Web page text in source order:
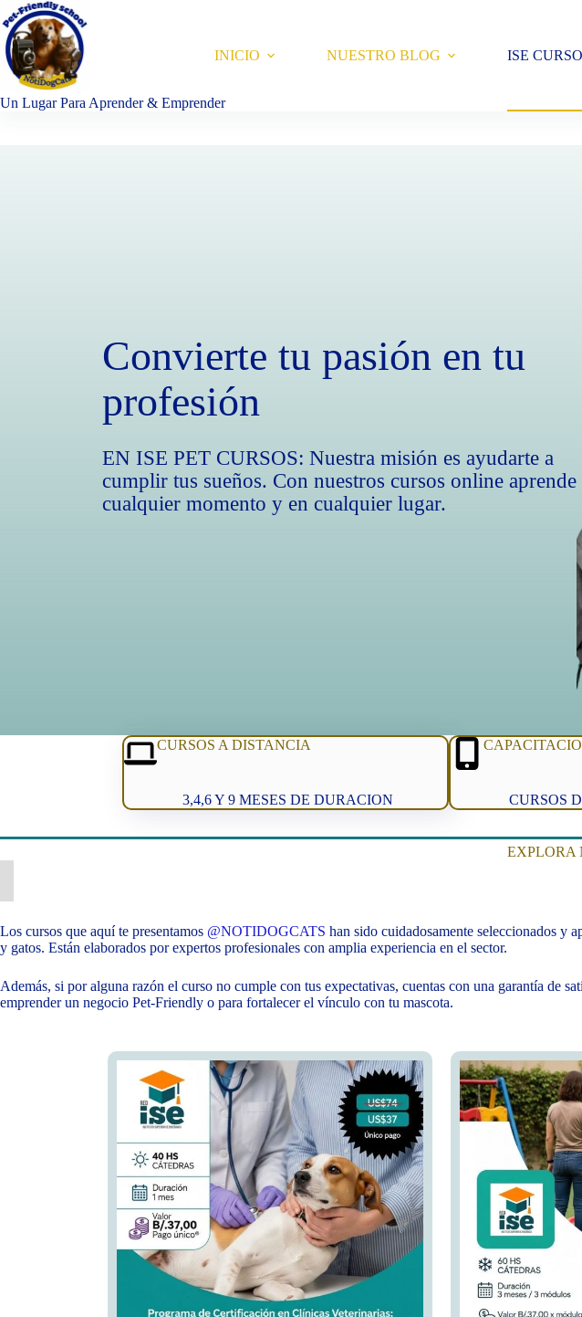
Saltar
al
contenido
Un Lugar Para Aprender & Emprender
INICIO NUESTRO BLOG ISE
Convierte tu pasión en tu
profesión
EN ISE PET CURSOS: Nuestra misión es ayudarte a
cumplir tus sueños. Con nuestros cursos online aprende
cualquier momento y en cualquier lugar.
CURSOS A DISTANCIA
3,4,6 Y 9 MESES DE DURACION CURSOS
EXPLORA
Los cursos que aquí te presentamos @NOTIDOGCATS han sido cuidadosamente seleccionados y
y gatos. Están elaborados por expertos profesionales con amplia experiencia en el sector.
Además, si por alguna razón el curso no cumple con tus expectativas, cuentas con una garantía de
emprender un negocio Pet-Friendly o para fortalecer el vínculo con tu mascota.